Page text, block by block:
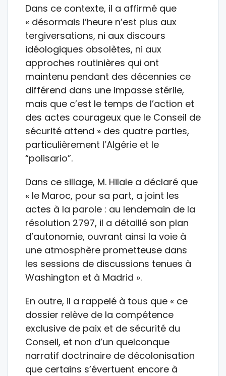
Dans ce contexte, il a affirmé que
« désormais l’heure n’est plus aux
tergiversations, ni aux discours
idéologiques obsolètes, ni aux
approches routinières qui ont
maintenu pendant des décennies ce
différend dans une impasse stérile,
mais que c’est le temps de l’action et
des actes courageux que le Conseil de
sécurité attend » des quatre parties,
particulièrement l’Algérie et le
“polisario”.
Dans ce sillage, M. Hilale a déclaré que
« le Maroc, pour sa part, a joint les
actes à la parole : au lendemain de la
résolution 2797, il a détaillé son plan
d’autonomie, ouvrant ainsi la voie à
une atmosphère prometteuse dans
les sessions de discussions tenues à
Washington et à Madrid ».
En outre, il a rappelé à tous que « ce
dossier relève de la compétence
exclusive de paix et de sécurité du
Conseil, et non d’un quelconque
narratif doctrinaire de décolonisation
que certains s’évertuent encore à